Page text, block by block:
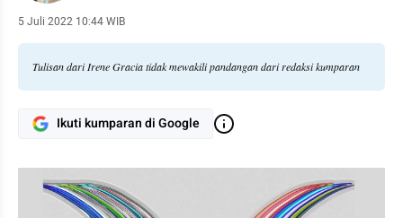
5 Juli 2022 10:44 WIB
Tulisan dari Irene Gracia tidak mewakili pandangan dari redaksi kumparan
Ikuti kumparan di Google